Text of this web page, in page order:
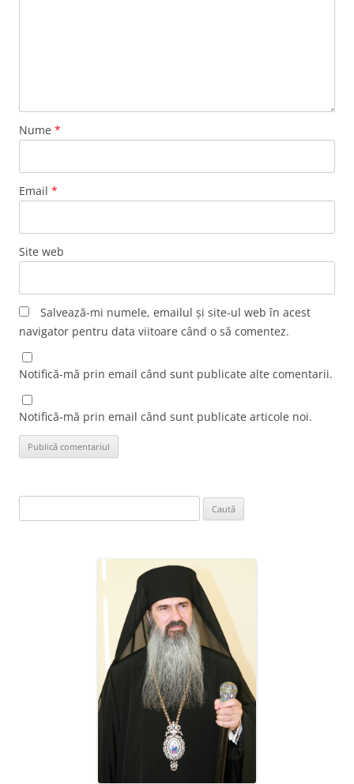
Nume *
Email *
Site web
Salvează-mi numele, emailul și site-ul web în acest
navigator pentru data viitoare când o să comentez.
Notifică-mă prin email când sunt publicate alte comentarii.
Notifică-mă prin email când sunt publicate articole noi.
după: